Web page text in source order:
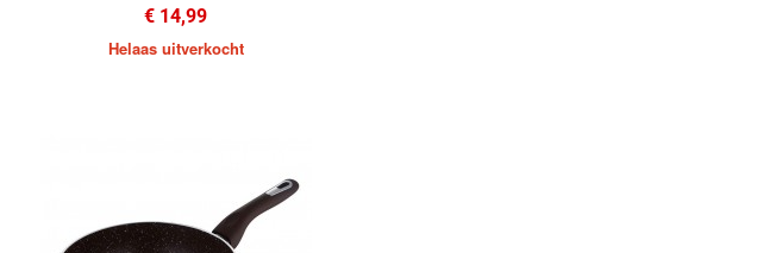
€ 14,99
Helaas uitverkocht